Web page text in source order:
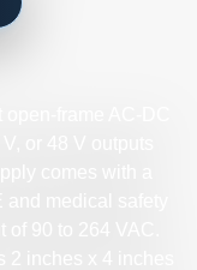
frame AC-DC
or 48 V outputs